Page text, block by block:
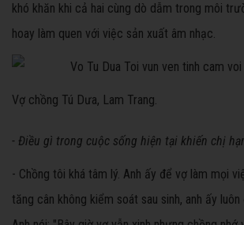
khó khăn khi cả hai cùng dò dẫm trong môi
hoay làm quen với việc sản xuất âm nhạc.
Vợ chồng Tú Dưa, Lam Trang.
- Điều gì trong cuộc sống hiện tại khiến chị
- Chồng tôi khá tâm lý. Anh ấy để vợ làm mọi
tăng cân không kiểm soát sau sinh, anh ấy luôn